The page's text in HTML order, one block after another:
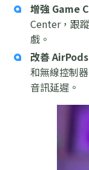
增強 Game
Center，跟
戲。
改善 AirPods
和無線控制
音訊延遲。